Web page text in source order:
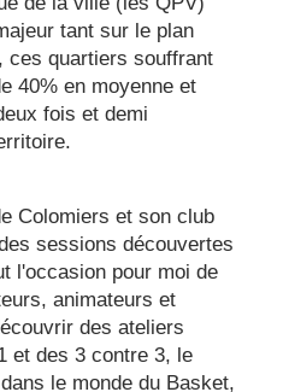
tant sur le plan
ces quartiers souffrant
40% en moyenne et
fois et demi
Colomiers et son club
sessions découvertes
l'occasion pour moi de
animateurs et
des ateliers
et des 3 contre 3, le
le monde du Basket,